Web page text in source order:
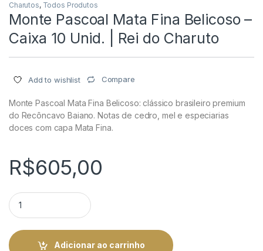
Charutos, Todos Produtos
Monte Pascoal Mata Fina Belicoso –
Caixa 10 Unid. | Rei do Charuto
Add to wishlist Compare
Monte Pascoal Mata Fina Belicoso: clássico brasileiro premium
do Recôncavo Baiano. Notas de cedro, mel e especiarias
doces com capa Mata Fina.
R$605,00
Monte Pascoal Mata Fina Belicoso - Caixa 10 Unid. | Rei do
Adicionar ao carrinho